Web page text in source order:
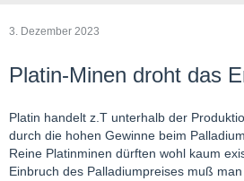
3. Dezember 2023
Platin-Minen droht das
Platin handelt z.T unterhalb der
durch die hohen Gewinne beim
Reine Platinminen dürften wohl kaum
Einbruch des Palladiumpreises muß